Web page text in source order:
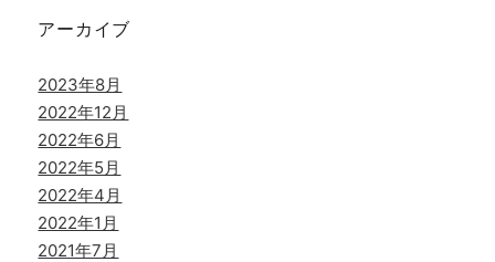
アーカイブ
2023年8月
2022年12月
2022年6月
2022年5月
2022年4月
2022年1月
2021年7月